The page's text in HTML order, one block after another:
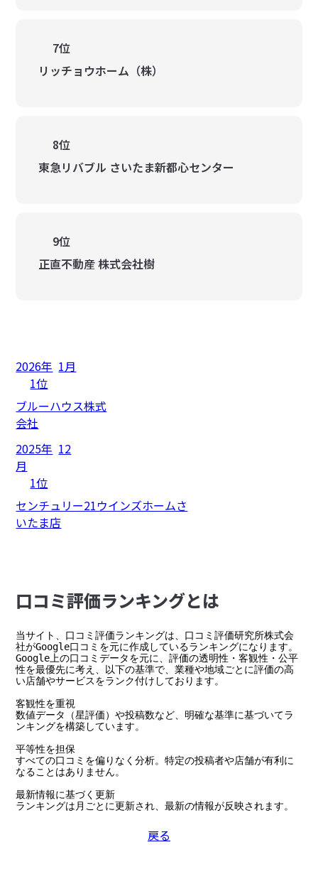
7位
リッチョウホーム（株）
8位
東急リバブル さいたま新都心センター
9位
正直不動産 株式会社樹
2026年 1月
1位
ブルーハウス株式
会社
2025年 12
月
1位
センチュリー21ウインズホームさ
いたま店
⼝コミ評価ランキングとは
当サイト、口コミ評価ランキングは、口コミ評価研究所株式会
社がGoogle口コミを元に作成しているランキングになります。
Google上の口コミデータを元に、評価の透明性・客観性・公平
性を最優先に考え、以下の基準で、業種や地域ごとに評価の高
い店舗やサービスをランク付けしております。
客観性を重視
数値データ（星評価）や投稿数など、明確な基準に基づいてラ
ンキングを構築しています。
平等性を担保
すべての口コミを偏りなく分析。特定の投稿者や店舗が有利に
なることはありません。
最新情報に基づく更新
ランキングは月ごとに更新され、最新の情報が反映されます。
戻る